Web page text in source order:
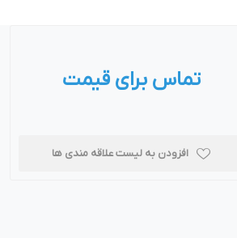
تماس برای قیمت
افزودن به لیست علاقه مندی ها